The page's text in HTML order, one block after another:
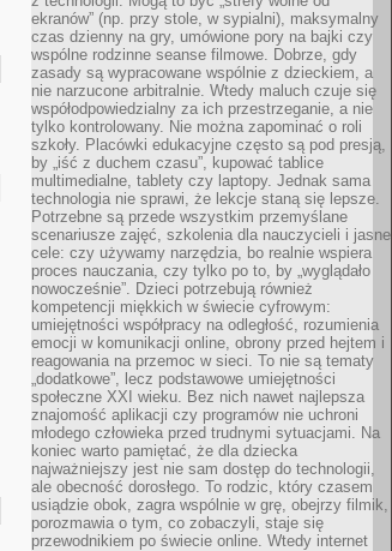
ekranów” (np. przy stole, w sypialni), maksymalny
czas dzienny na gry, umówione pory na bajki czy
wspólne rodzinne seanse filmowe. Dobrze, gdy
zasady są wypracowane wspólnie z dzieckiem, a
nie narzucone arbitralnie. Wtedy maluch czuje się
współodpowiedzialny za ich przestrzeganie, a nie
tylko kontrolowany. Nie można zapominać o roli
szkoły. Placówki edukacyjne często są pod presją,
by „iść z duchem czasu”, kupować tablice
multimedialne, tablety czy laptopy. Jednak sama
technologia nie sprawi, że lekcje staną się lepsze.
Potrzebne są przede wszystkim przemyślane
scenariusze zajęć, szkolenia dla nauczycieli i jasne
cele: czy używamy narzędzia, bo realnie wspiera
proces nauczania, czy tylko po to, by „wyglądało
nowocześnie”. Dzieci potrzebują również
kompetencji miękkich w świecie cyfrowym:
umiejętności współpracy na odległość, rozumienia
emocji w komunikacji online, obrony przed hejtem i
reagowania na przemoc w sieci. To nie są tematy
„dodatkowe”, lecz podstawowe umiejętności
społeczne XXI wieku. Bez nich nawet najlepsza
znajomość aplikacji czy programów nie uchroni
młodego człowieka przed trudnymi sytuacjami. Na
koniec warto pamiętać, że dla dziecka
najważniejszy jest nie sam dostęp do technologii,
ale obecność dorosłego. To rodzic, który czasem
usiądzie obok, zagra wspólnie w grę, obejrzy filmik,
porozmawia o tym, co zobaczyli, staje się
przewodnikiem po świecie online. Wtedy internet